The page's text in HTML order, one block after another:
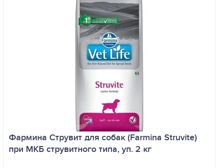
Фармина Струвит для собак (Farmina Struvite)
при МКБ струвитного типа, уп. 2 кг